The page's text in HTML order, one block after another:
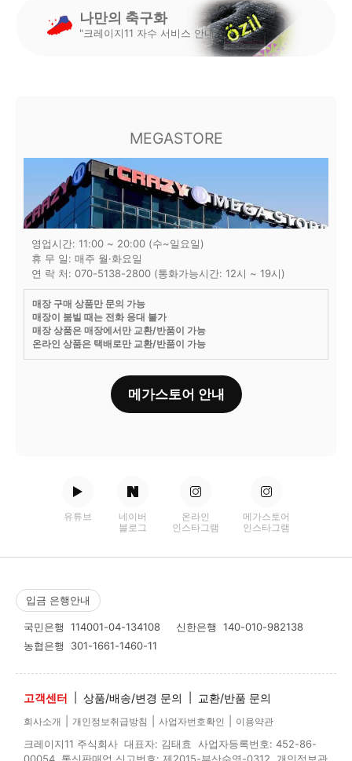
나만의 축구화
"크레이지11 자수 서비스 안내"
MEGASTORE
영업시간: 11:00 ~ 20:00 (수~일요일)
휴 무 일: 매주 월·화요일
연 락 처: 070-5138-2800 (통화가능시간: 12시 ~ 19시)
매장 구매 상품만 문의 가능
매장이 붐빌 때는 전화 응대 불가
매장 상품은 매장에서만 교환/반품이 가능
온라인 상품은 택배로만 교환/반품이 가능
메가스토어 안내
유튜브
네이버
블로그
온라인
인스타그램
메가스토어
인스타그램
입금 은행안내
국민은행 114001-04-134108 신한은행 140-010-982138
농협은행 301-1661-1460-11
고객센터 상품/배송/변경 문의 교환/반품 문의
회사소개 개인정보취급방침 사업자번호확인 이용약관
크레이지11 주식회사 대표자: 김태효 사업자등록번호: 452-86-